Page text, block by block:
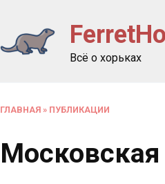
Всё о хорьках
ГЛАВНАЯ » ПУБЛИКАЦИИ